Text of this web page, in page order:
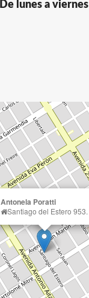
De lunes a viernes
Antonela Poratti
Santiago del Estero 953.